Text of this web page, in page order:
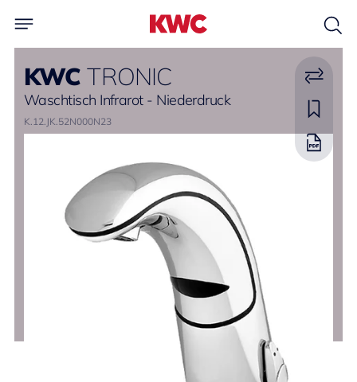
KWCTRONIC
Waschtisch Infrarot - Niederdruck
K.12.JK.52N000N23